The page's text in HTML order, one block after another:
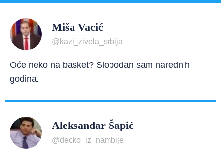
Miša Vacić
@kazi_zivela_srbija
Oće neko na basket? Slobodan sam narednih
godina.
Aleksandar Šapić
@decko_iz_nambije